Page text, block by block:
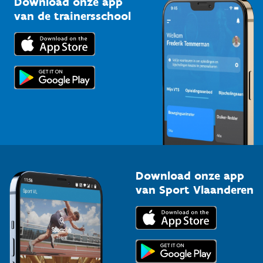
Bedrijven
Trainers en begeleiders
Topsporters
Downloads
Voor de pers
van de trainersschool
Download onze app
van Sport Vlaanderen